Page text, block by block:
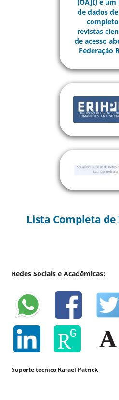
Lista Completa
Redes Sociais e Acadêmicas:
Suporte técnico Rafael Patrick